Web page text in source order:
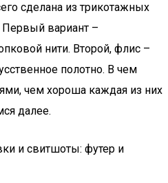
сделана из трикотажных
Первый вариант –
нити. Второй, флис –
полотно. В чем
чем хороша каждая из них
далее.